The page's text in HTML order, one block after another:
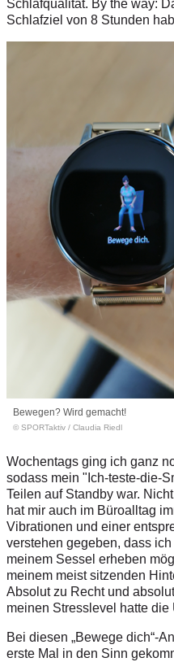
Schlafqualität. By the way:
Schlafziel von 8 Stunden
Bewegen? Wird gemacht!
© SPORTaktiv / Claudia Riedl
Wochentags ging ich ganz
sodass mein "Ich-teste-die-
Teilen auf Standby war.
hat mir auch im Büroalltag
Vibrationen und einer
verstehen gegeben, dass
meinem Sessel erheben
meinem meist sitzenden
Absolut zu Recht und
meinen Stresslevel hatte die
Bei diesen „Bewege dich“-
erste Mal in den Sinn